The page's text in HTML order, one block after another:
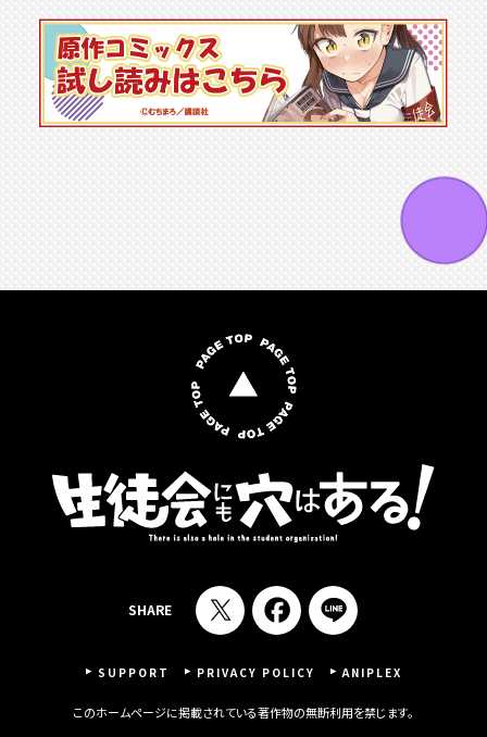
SHARE
このホームページに掲載されている著作物の無断利用を禁じます。
SUPPORT PRIVACY POLICY ANIPLEX